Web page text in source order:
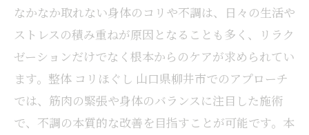
なかなか取れない身体のコリや不調は、日々の生活や
ストレスの積み重ねが原因となることも多く、リラク
ゼーションだけでなく根本からのケアが求められてい
ます。整体 コリほぐし 山口県柳井市でのアプローチ
では、筋肉の緊張や身体のバランスに注目した施術
で、不調の本質的な改善を目指すことが可能です。本